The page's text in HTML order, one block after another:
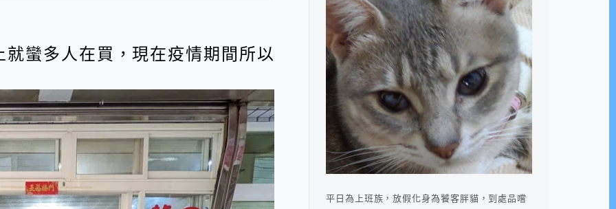
蠻多人在買，現在疫情期間所以
平日為上班族，放假化身為饕客胖貓，到處品嚐